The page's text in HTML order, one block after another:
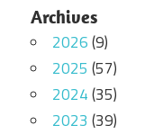
Archives
2026(9)
2025 (57)
2024(35)
2023 (39)